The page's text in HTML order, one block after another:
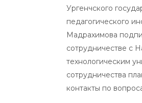
Ургенчского
педагогического
Мадрахимова
сотрудничестве с
технологическим
сотрудничества
контакты по